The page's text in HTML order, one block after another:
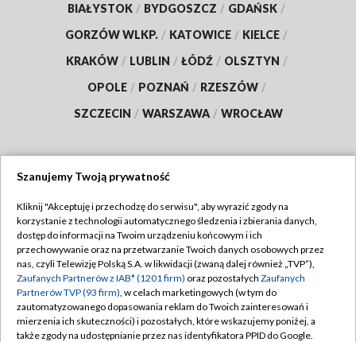
BIAŁYSTOK / BYDGOSZCZ / GDAŃSK /
GORZÓW WLKP. / KATOWICE / KIELCE /
KRAKÓW / LUBLIN / ŁÓDŹ / OLSZTYN /
OPOLE / POZNAŃ / RZESZÓW /
SZCZECIN / WARSZAWA / WROCŁAW
TVP
Abonament TVP
Emisja w TVP
Centrum informacji TVP
Naziemna Telewizja Cyfrowa
Regulamin TVP
Polityka prywatności
Moje zgody
Pomoc
Szanujemy Twoją prywatność
Kliknij "Akceptuję i przechodzę do serwisu", aby wyrazić zgody na
korzystanie z technologii automatycznego śledzenia i zbierania danych,
dostęp do informacji na Twoim urządzeniu końcowym i ich
przechowywanie oraz na przetwarzanie Twoich danych osobowych przez
nas, czyli Telewizję Polską S.A. w likwidacji (zwaną dalej również „TVP”),
Zaufanych Partnerów z IAB* (1201 firm) oraz pozostałych Zaufanych
Partnerów TVP (93 firm), w celach marketingowych (w tym do
zautomatyzowanego dopasowania reklam do Twoich zainteresowań i
mierzenia ich skuteczności) i pozostałych, które wskazujemy poniżej, a
także zgody na udostępnianie przez nas identyfikatora PPID do Google.